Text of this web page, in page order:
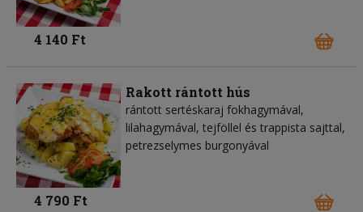
4 140 Ft
Rakott rántott hús
rántott sertéskaraj fokhagymával,
lilahagymával, tejföllel és trappista sajttal,
petrezselymes burgonyával
4 790 Ft